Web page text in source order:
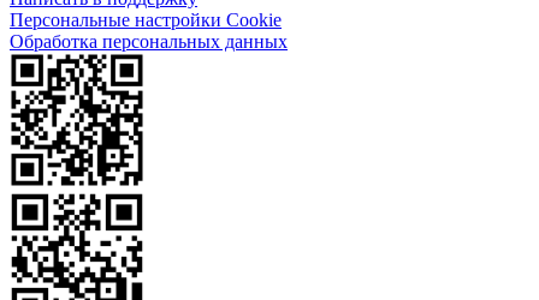
Персональные настройки Cookie
Обработка персональных данных